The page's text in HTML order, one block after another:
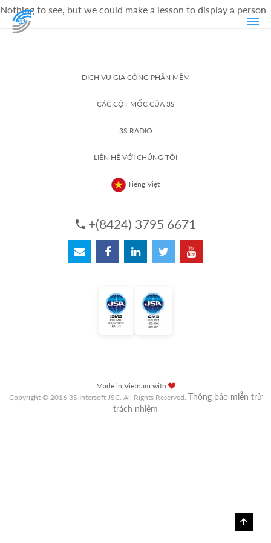
Nothing to see, but we could make a lesson to display a person
DỊCH VỤ GIA CÔNG PHẦN MỀM
CÁC CỘT MỐC CỦA 3S
3S RADIO
LIÊN HỆ VỚI CHÚNG TÔI
Tiếng Việt
+(8424) 3795 6671
Made in Vietnam with
Copyright © 2016 3S Intersoft JSC. All Rights Reserved. Thông báo miễn trừ
trách nhiệm